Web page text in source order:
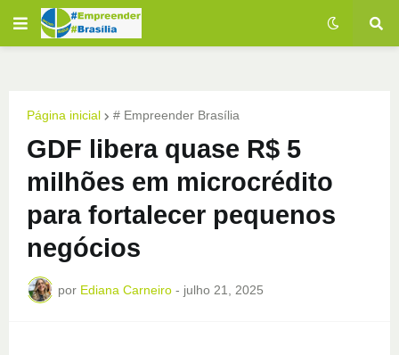
Página inicial # Empreender Brasília
GDF libera quase R$ 5
milhões em microcrédito
para fortalecer pequenos
negócios
por Ediana Carneiro - julho 21, 2025